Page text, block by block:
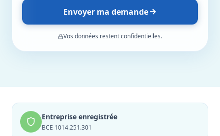
Envoyer ma demande
Vos données restent confidentielles.
Entreprise enregistrée
BCE 1014.251.301